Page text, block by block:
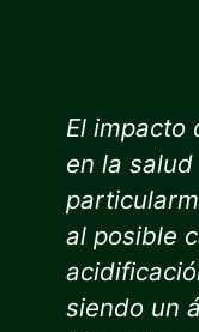
El impacto
en la
al posible
siendo un